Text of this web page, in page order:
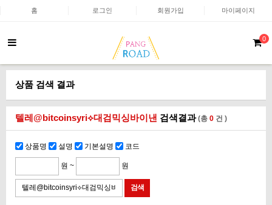
홈 로그인 회원가입 마이페이지
0
상품 검색 결과
텔레@bitcoinsyri⟡대검믹싱바이낸 검색결과(총 0 건 )
상품명 설명 기본설명 코드
원 ~ 원